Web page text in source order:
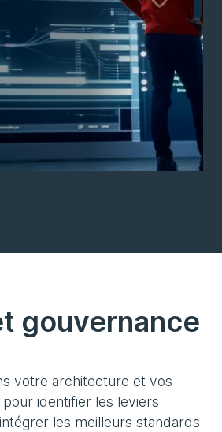
détectez et
menaces en temps réel,
de votre sécurité à
à notre SOC
gouvernance
votre architecture et vos
identifier les leviers
les meilleurs standards